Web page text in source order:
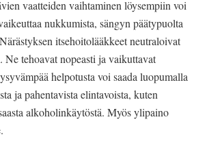
vaatteiden vaihtaminen löysempiin voi
nukkumista, sängyn päätypuolta
itsehoitolääkkeet neutraloivat
Ne tehoavat nopeasti ja vaikuttavat
helpotusta voi saada luopumalla
ja pahentavista elintavoista, kuten
alkoholinkäytöstä. Myös ylipaino